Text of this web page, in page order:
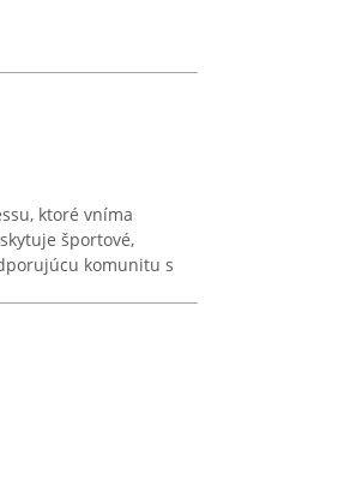
ktoré vníma
športové,
komunitu s